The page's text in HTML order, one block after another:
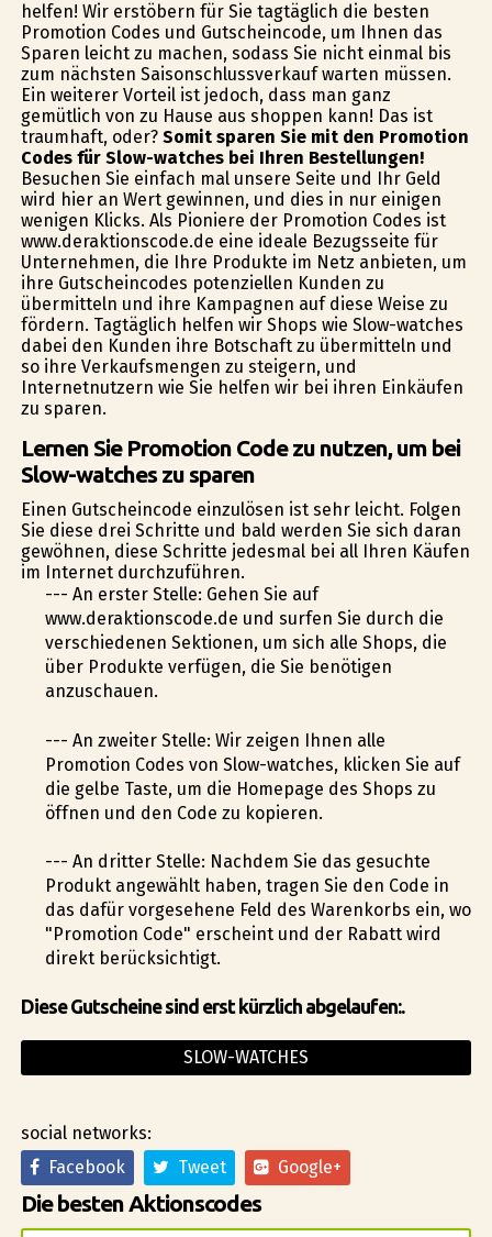
helfen! Wir erstöbern für Sie tagtäglich die besten
Promotion Codes und Gutscheincode, um Ihnen das
Sparen leicht zu machen, sodass Sie nicht einmal bis
zum nächsten Saisonschlussverkauf warten müssen.
Ein weiterer Vorteil ist jedoch, dass man ganz
gemütlich von zu Hause aus shoppen kann! Das ist
traumhaft, oder? Somit sparen Sie mit den Promotion
Codes für Slow-watches bei Ihren Bestellungen!
Besuchen Sie einfach mal unsere Seite und Ihr Geld
wird hier an Wert gewinnen, und dies in nur einigen
wenigen Klicks. Als Pioniere der Promotion Codes ist
www.deraktionscode.de eine ideale Bezugsseite für
Unternehmen, die Ihre Produkte im Netz anbieten, um
ihre Gutscheincodes potenziellen Kunden zu
übermitteln und ihre Kampagnen auf diese Weise zu
fördern. Tagtäglich helfen wir Shops wie Slow-watches
dabei den Kunden ihre Botschaft zu übermitteln und
so ihre Verkaufsmengen zu steigern, und
Internetnutzern wie Sie helfen wir bei ihren Einkäufen
zu sparen.
Lernen Sie Promotion Code zu nutzen, um bei
Slow-watches zu sparen
Einen Gutscheincode einzulösen ist sehr leicht. Folgen
Sie diese drei Schritte und bald werden Sie sich daran
gewöhnen, diese Schritte jedesmal bei all Ihren Käufen
im Internet durchzuführen.
--- An erster Stelle: Gehen Sie auf
www.deraktionscode.de und surfen Sie durch die
verschiedenen Sektionen, um sich alle Shops, die
über Produkte verfügen, die Sie benötigen
anzuschauen.
--- An zweiter Stelle: Wir zeigen Ihnen alle
Promotion Codes von Slow-watches, klicken Sie auf
die gelbe Taste, um die Homepage des Shops zu
öffnen und den Code zu kopieren.
--- An dritter Stelle: Nachdem Sie das gesuchte
Produkt angewählt haben, tragen Sie den Code in
das dafür vorgesehene Feld des Warenkorbs ein, wo
"Promotion Code" erscheint und der Rabatt wird
direkt berücksichtigt.
Diese Gutscheine sind erst kürzlich abgelaufen:.
SLOW-WATCHES
social networks:
Facebook
Tweet Google+
Die besten Aktionscodes